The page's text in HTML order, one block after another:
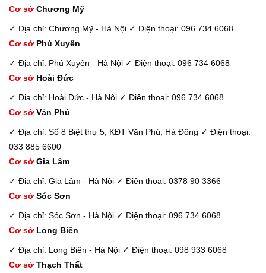
Cơ sở Chương Mỹ
✓ Địa chỉ: Chương Mỹ - Hà Nội ✓ Điện thoại: 096 734 6068
Cơ sở Phú Xuyên
✓ Địa chỉ: Phú Xuyên - Hà Nội ✓ Điện thoại: 096 734 6068
Cơ sở Hoài Đức
✓ Địa chỉ: Hoài Đức - Hà Nội ✓ Điện thoại: 096 734 6068
Cơ sở Văn Phú
✓ Địa chỉ: Số 8 Biệt thự 5, KĐT Văn Phú, Hà Đông ✓ Điện thoại:
033 885 6600
Cơ sở Gia Lâm
✓ Địa chỉ: Gia Lâm - Hà Nội ✓ Điện thoại: 0378 90 3366
Cơ sở Sóc Sơn
✓ Địa chỉ: Sóc Sơn - Hà Nội ✓ Điện thoại: 096 734 6068
Cơ sở Long Biên
✓ Địa chỉ: Long Biên - Hà Nội ✓ Điện thoại: 098 933 6068
Cơ sở Thạch Thất